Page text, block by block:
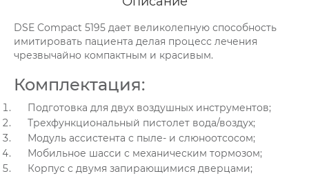
DSE Compact 5195 дает великолепную способность
имитировать пациента делая процесс лечения
чрезвычайно компактным и красивым.
Комплектация:
Подготовка для двух воздушных инструментов;
Трехфункциональный пистолет вода/воздух;
Модуль ассистента с пыле- и слюноотсосом;
Мобильное шасси с механическим тормозом;
Корпус с двумя запирающимися дверцами;